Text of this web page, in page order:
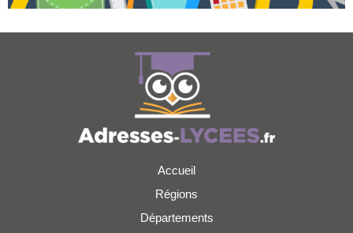
Accueil
Régions
Départements